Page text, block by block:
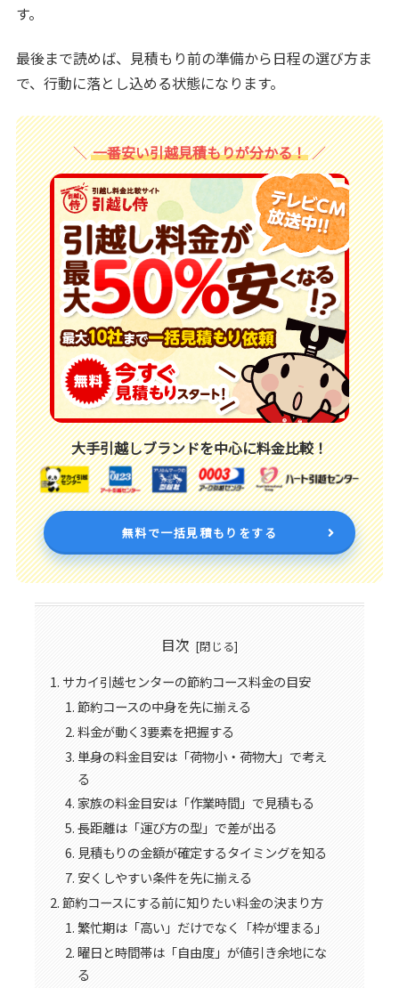
す。
最後まで読めば、見積もり前の準備から日程の選び方ま
で、行動に落とし込める状態になります。
一番安い引越見積もりが分かる！
大手引越しブランドを中心に料金比較！
無料で一括見積もりをする
目次
サカイ引越センターの節約コース料金の目安
節約コースの中身を先に揃える
料金が動く3要素を把握する
単身の料金目安は「荷物小・荷物大」で考え
る
家族の料金目安は「作業時間」で見積もる
長距離は「運び方の型」で差が出る
見積もりの金額が確定するタイミングを知る
安くしやすい条件を先に揃える
節約コースにする前に知りたい料金の決まり方
繁忙期は「高い」だけでなく「枠が埋まる」
曜日と時間帯は「自由度」が値引き余地にな
る